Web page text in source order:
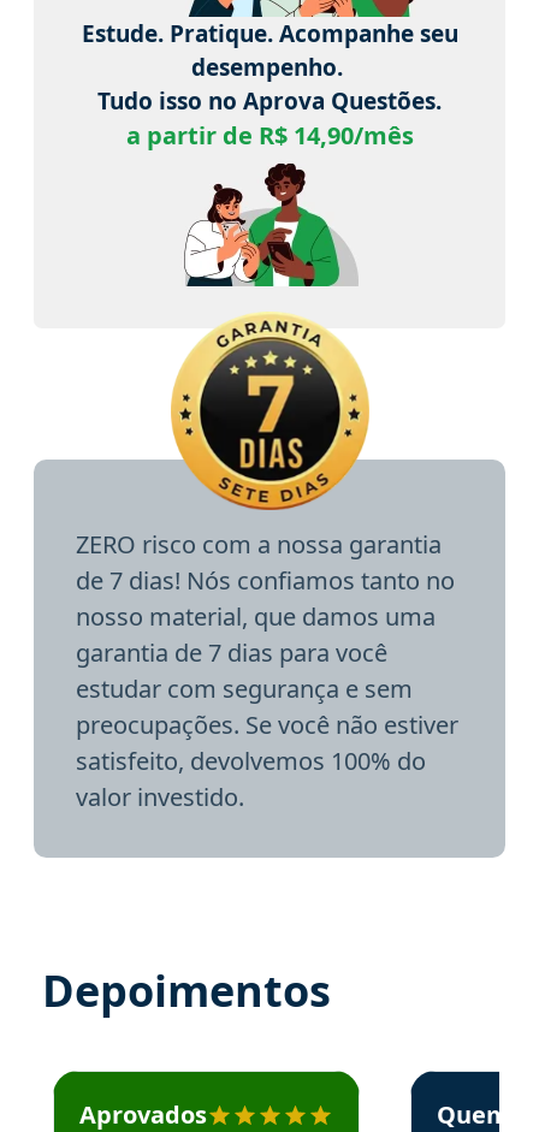
Estude. Pratique. Acompanhe seu
desempenho.
Tudo isso no Aprova Questões.
a partir de R$ 14,90/mês
ZERO risco com a nossa garantia
de 7 dias! Nós confiamos tanto no
nosso material, que damos uma
garantia de 7 dias para você
estudar com segurança e sem
preocupações. Se você não estiver
satisfeito, devolvemos 100% do
valor investido.
Depoimentos
Estudante José recomenda o Aprova Concursos em
Aprovados
Estudante
Quem